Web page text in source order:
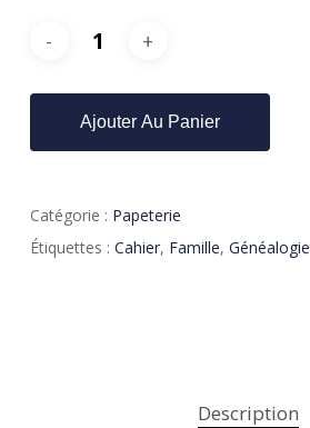
Ajouter Au Panier
Catégorie : Papeterie
Étiquettes : Cahier, Famille, Généalogie
Description